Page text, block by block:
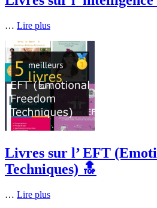
… Lire plus
Livres sur l’ EFT
Techniques) 🔝
… Lire plus